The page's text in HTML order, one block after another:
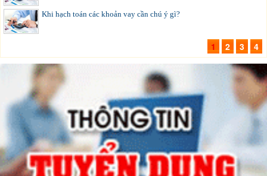
Khi hạch toán các khoản vay cần chú ý gì?
1 2 3 4